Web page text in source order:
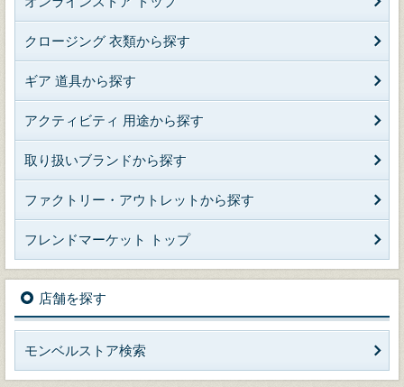
クロージング 衣類から探す
ギア 道具から探す
アクティビティ 用途から探す
取り扱いブランドから探す
ファクトリー・アウトレットから探す
フレンドマーケット トップ
店舗を探す
モンベルストア検索